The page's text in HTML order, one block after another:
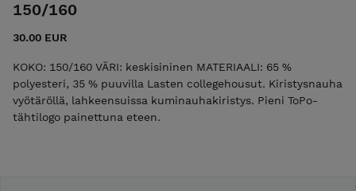
150/160
30.00 EUR
KOKO: 150/160 VÄRI: keskisininen MATERIAALI: 65 %
polyesteri, 35 % puuvilla Lasten collegehousut. Kiristysnauha
vyötäröllä, lahkeensuissa kuminauhakiristys. Pieni ToPo­-
tähtilogo painettuna eteen.